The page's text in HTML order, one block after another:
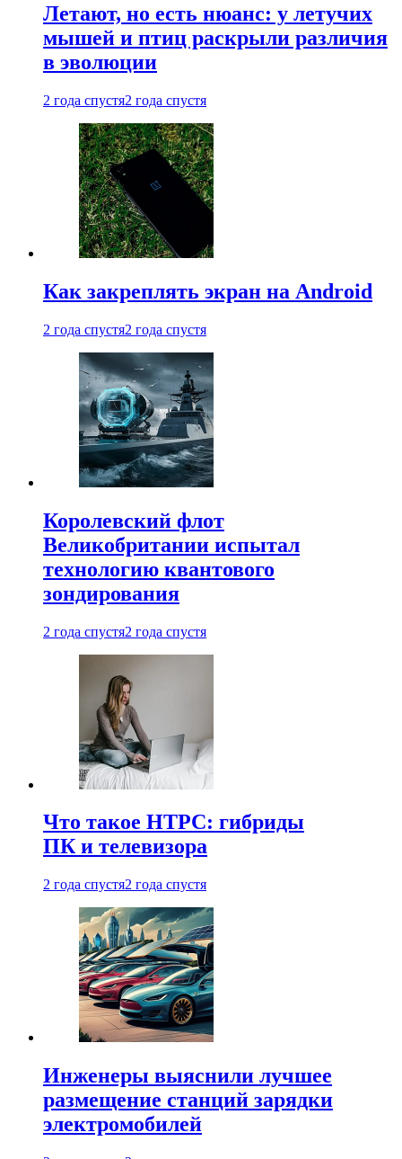
Летают, но есть нюанс: у летучих
мышей и птиц раскрыли различия
в эволюции
2 года спустя2 года спустя
Как закреплять экран на Android
2 года спустя2 года спустя
Королевский флот
Великобритании испытал
технологию квантового
зондирования
2 года спустя2 года спустя
Что такое HTPC: гибриды
ПК и телевизора
2 года спустя2 года спустя
Инженеры выяснили лучшее
размещение станций зарядки
электромобилей